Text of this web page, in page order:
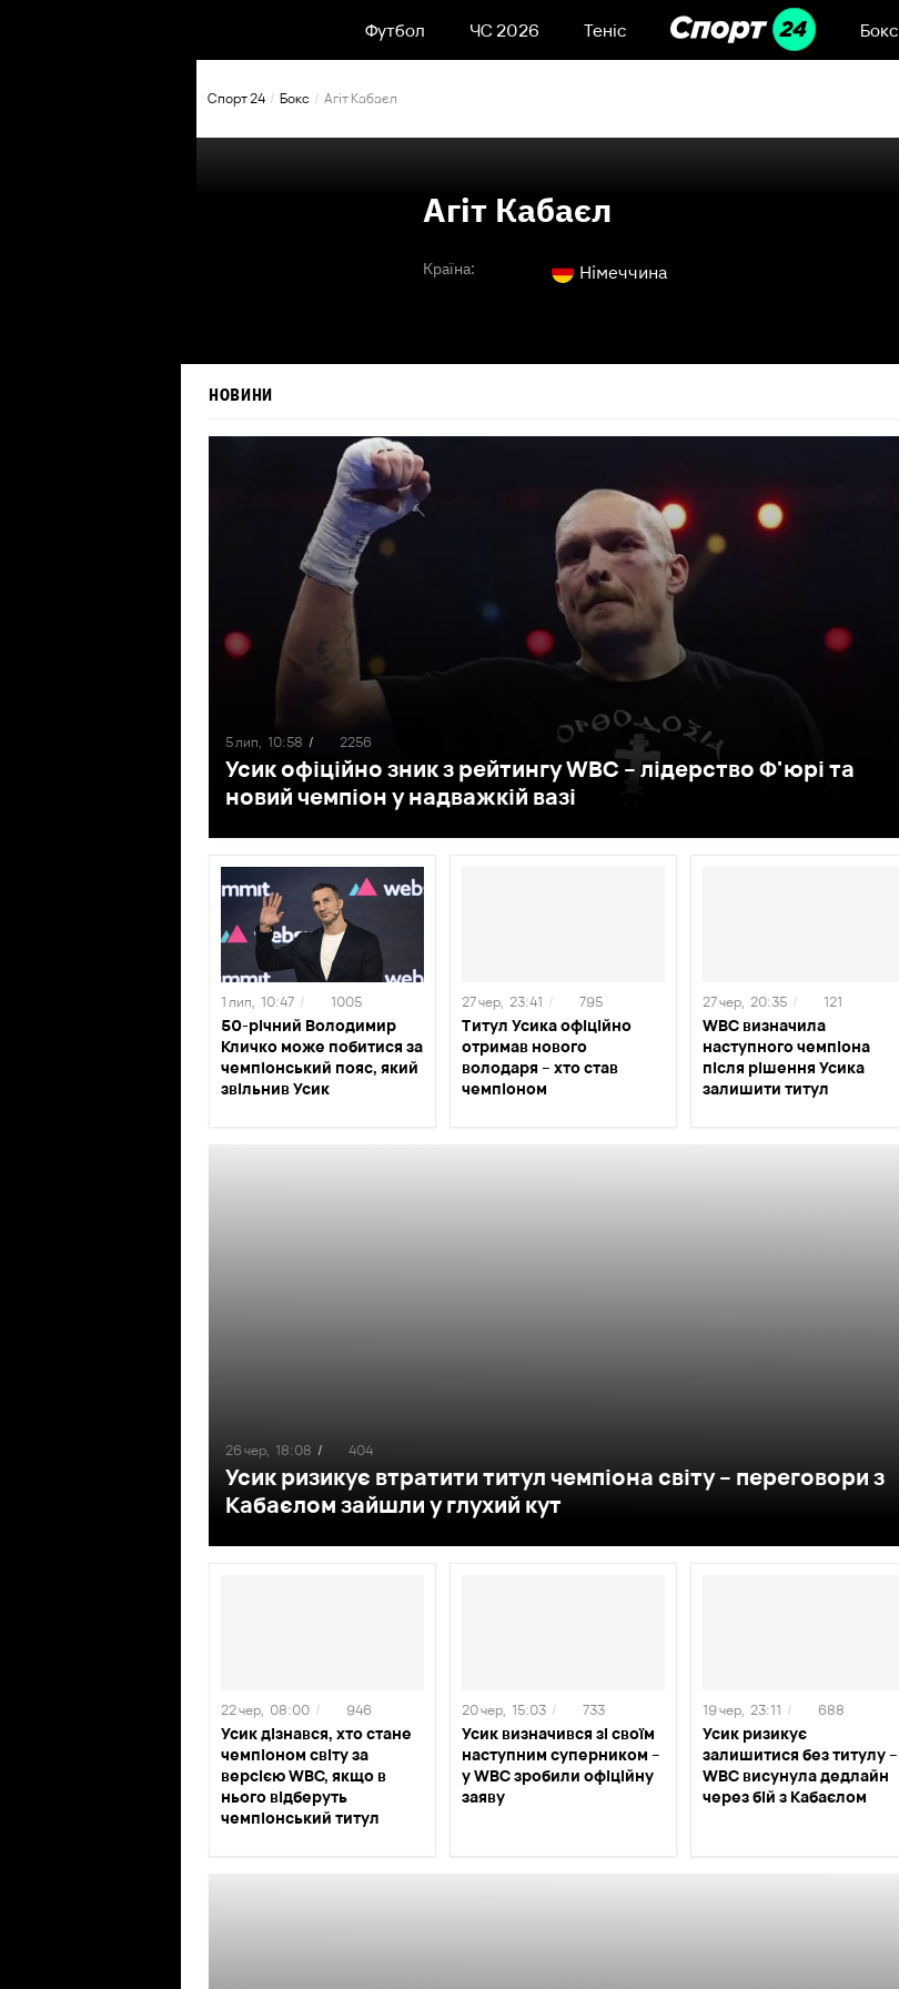
Футбол ЧС 2026 Теніс Бокс
Спорт 24 Бокс Агіт Кабаєл
Агіт Кабаєл
Країна: Німеччина
НОВИНИ
Усик офіційно зник з рейтингу WBC – лідерство Ф'юрі та
новий чемпіон у надважкій вазі
5 лип, 10:58 / 2256
50-річний Володимир
Кличко може побитися за
чемпіонський пояс, який
звільнив Усик
1 лип, 10:47 / 1005
Титул Усика офіційно
отримав нового
володаря – хто став
чемпіоном
27 чер, 23:41 / 795
WBC визначила
наступного чемпіона
після рішення Усика
залишити титул
27 чер, 20:35 / 121
Усик ризикує втратити титул чемпіона світу – переговори з
Кабаєлом зайшли у глухий кут
26 чер, 18:08 / 404
Усик дізнався, хто стане
чемпіоном світу за
версією WBC, якщо в
нього відберуть
чемпіонський титул
22 чер, 08:00 / 946
Усик визначився зі своїм
наступним суперником –
у WBC зробили офіційну
заяву
20 чер, 15:03 / 733
Усик ризикує
залишитися без титулу –
WBC висунула дедлайн
через бій з Кабаєлом
19 чер, 23:11 / 688